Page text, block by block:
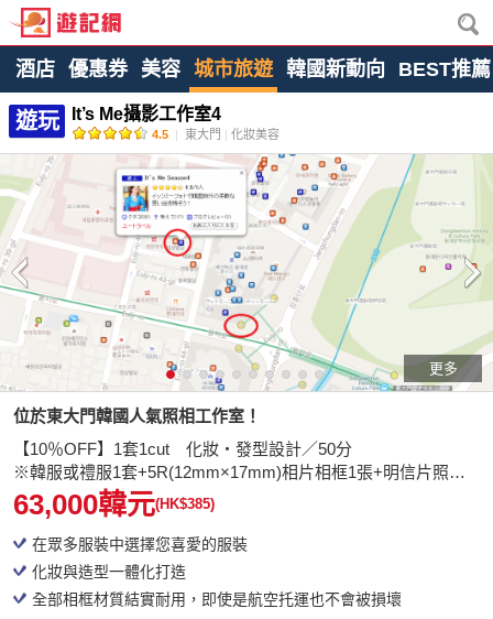
酒店 優惠券 美容 城市旅遊 韓國新動向 BEST推薦
遊玩 It’s Me攝影工作室4
4.5 | 東大門 | 化妝美容
更多
位於東大門韓國人氣照相工作室！
【10％OFF】1套1cut 化妝・發型設計／50分
※韓服或禮服1套+5R(12mm×17mm)相片相框1張+明信片照片1張口袋照片一張
63,000韓元(HK$385)
在眾多服裝中選擇您喜愛的服裝
化妝與造型一體化打造
全部相框材質結實耐用，即使是航空托運也不會被損壞